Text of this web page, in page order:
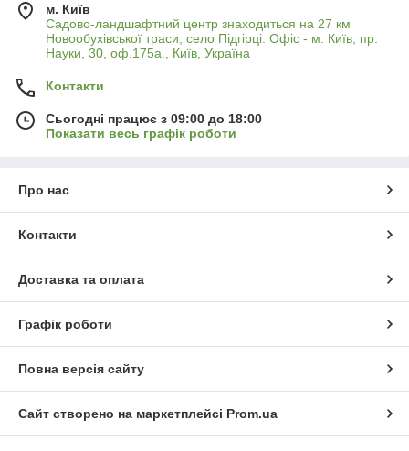
м. Київ
Садово-ландшафтний центр знаходиться на 27 км
Новообухівської траси, село Підгірці. Офіс - м. Київ, пр.
Науки, 30, оф.175а., Київ, Україна
Контакти
Сьогодні працює з 09:00 до 18:00
Показати весь графік роботи
Про нас
Контакти
Доставка та оплата
Графік роботи
Повна версія сайту
Сайт створено на маркетплейсі Prom.ua